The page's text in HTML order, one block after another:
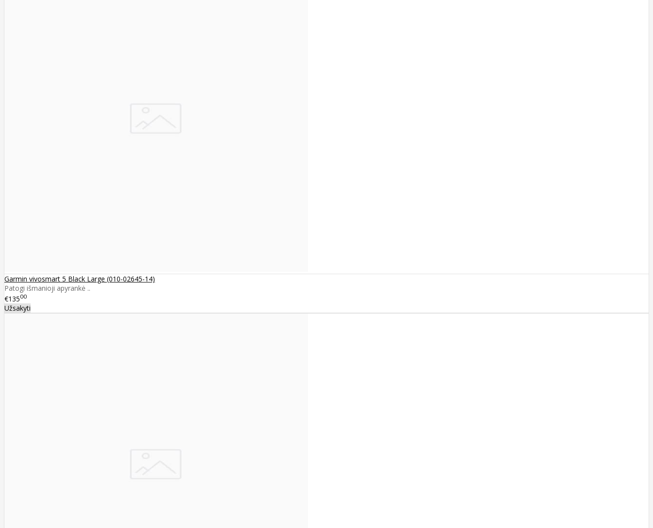
Garmin vivosmart 5 Black Large (010-02645-14)
Patogi išmanioji apyrankė ..
€13500
Užsakyti